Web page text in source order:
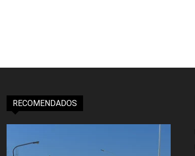
RECOMENDADOS